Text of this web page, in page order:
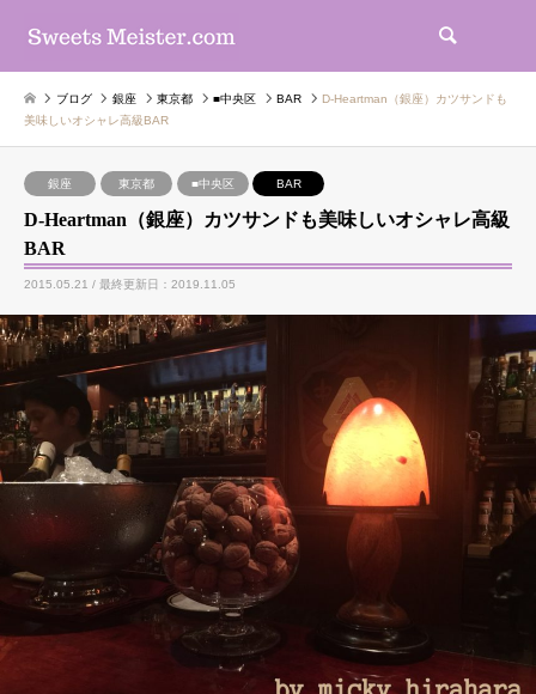
ブログ 銀座 東京都 ■中央区 BAR
D-Heartman（銀座）カツサンドも
美味しいオシャレ高級BAR
銀座 東京都 ■中央区 BAR
D-Heartman（銀座）カツサンドも美味しいオシャレ高級
BAR
2015.05.21 / 最終更新日：2019.11.05